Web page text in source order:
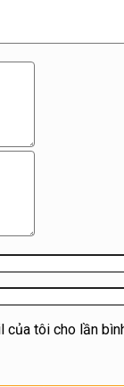
của tôi cho lần